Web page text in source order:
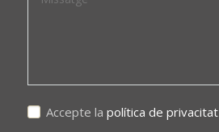
Accepte la política de privacitat